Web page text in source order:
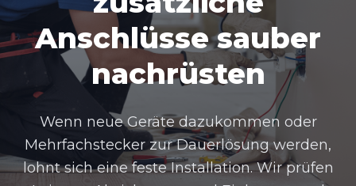
Anschlüsse sauber
nachrüsten
Wenn neue Geräte dazukommen oder
Mehrfachstecker zur Dauerlösung werden,
lohnt sich eine feste Installation. Wir prüfen